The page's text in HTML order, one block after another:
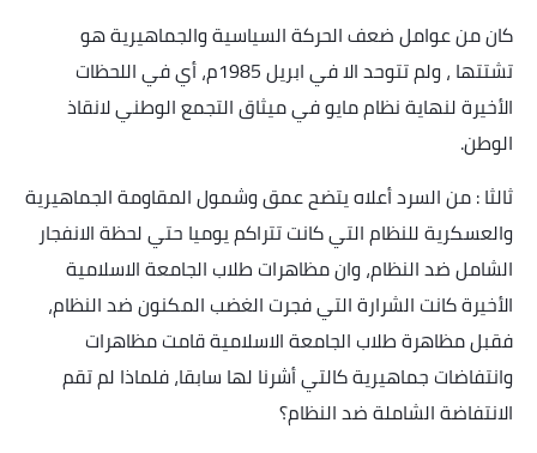
كان من عوامل ضعف الحركة السياسية والجماهيرية هو
تشتتها ، ولم تتوحد الا في ابريل 1985م، أي في اللحظات
الأخيرة لنهاية نظام مايو في ميثاق التجمع الوطني لانقاذ
الوطن.
ثالثا : من السرد أعلاه يتضح عمق وشمول المقاومة الجماهيرية
والعسكرية للنظام التي كانت تتراكم يوميا حتي لحظة الانفجار
الشامل ضد النظام، وان مظاهرات طلاب الجامعة الاسلامية
الأخيرة كانت الشرارة التي فجرت الغضب المكنون ضد النظام،
فقبل مظاهرة طلاب الجامعة الاسلامية قامت مظاهرات
وانتفاضات جماهيرية كالتي أشرنا لها سابقا، فلماذا لم تقم
الانتفاضة الشاملة ضد النظام؟